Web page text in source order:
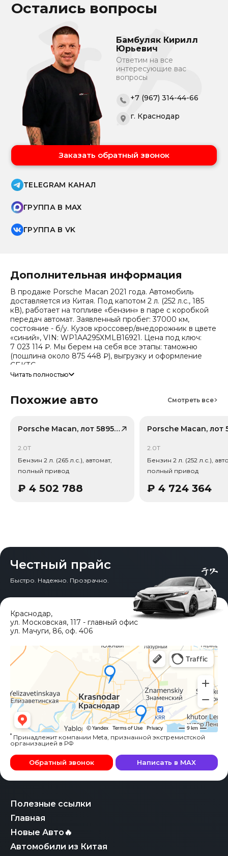
Остались вопросы
Бамбуляк Кирилл
Юрьевич
Ответим на все
интересующие вас
вопросы
+7 (967) 314-44-66
г. Краснодар
Заказать обратный звонок
TELEGRAM КАНАЛ
ГРУППА В MAX
ГРУППА В VK
Дополнительная информация
В продаже Porsche Macan 2021 года. Автомобиль
доставляется из Китая. Под капотом 2 л. (252 л.с., 185
кВ), работает на топливе «бензин» в паре с коробкой
передач автомат. Заявленный пробег: 37000 км,
состояние - б/у. Кузов кроссовер/внедорожник в цвете
«синий», VIN: WP1AA295XMLB16921. Цена под ключ:
7 023 114 ₽. Мы берем на себя все этапы: таможню
(пошлина около 875 448 ₽), выгрузку и оформление
СБКТС.
отчет об авто и смету доставки. Мы на связи 24/7.
(эко-стандарт Китай VI), заводская гарантия - 3 года или
Дополнительно по комплектации известно: Тип
коробка (DSG, мокрая), Тип кузова/посадка: 5 дверей, 5
мест (кроссовер/SUV), Тип кузова/посадка:
во мест: 5. Среди опций комплектации:
Раздельный климат-контроль сзади, Задние
Читать полностью
Похожие авто Смотреть все
Porsche Macan, лот 58954978
2.0T
Бензин 2 л. (265 л.с.), автомат,
полный привод
₽ 4 502 788
2.0T
Бензин 2 л. (252 л.с.),
полный привод
₽ 4 724 364
Честный прайс
Быстро. Надежно. Прозрачно.
Полезные ссылки
Главная
Новые Авто🔥
Автомобили из Китая
Краснодар,
ул. Московская, 117 - главный офис
ул. Мачуги, 86, оф. 406
* Принадлежит компании Meta, признанной экстремистской
организацией в РФ
Обратный звонок Написать в MAX